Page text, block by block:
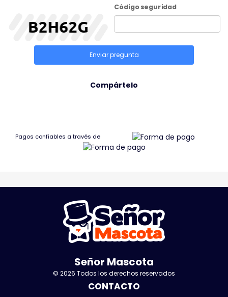
Código seguridad
Enviar pregunta
Compártelo
Pagos confiables a través de
Señor Mascota
© 2026 Todos los derechos reservados
CONTACTO